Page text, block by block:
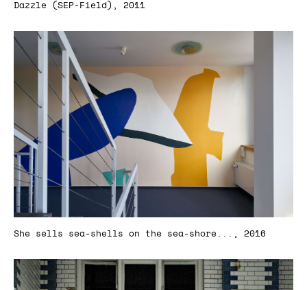
Dazzle (SEP-Field), 2011
She sells sea-shells on the sea-shore..., 2016